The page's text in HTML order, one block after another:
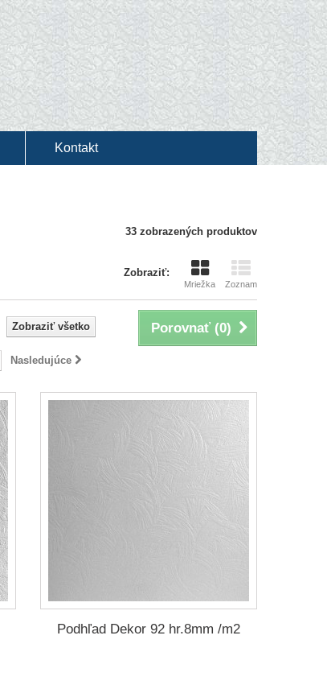
Kontakt
33 zobrazených produktov
Zobraziť:
Mriežka Zoznam
Porovnať (0)
Zobraziť všetko
Nasledujúce
Podhľad Dekor 92 hr.8mm /m2